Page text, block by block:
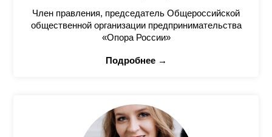
Член правления, председатель Общероссийской
общественной организации предпринимательства
«Опора России»
Подробнее →